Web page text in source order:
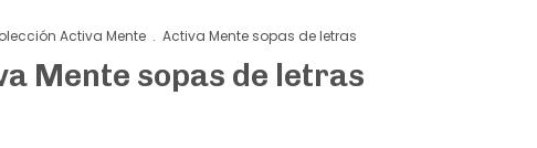
Activa Mente . Activa Mente sopas de letras
Mente sopas de letras